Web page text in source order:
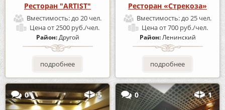
Ресторан "ARTIST"
Вместимость:до 20 чел.
Ценаот 2500 руб./чел.
Район:Другой
подробнее
Ресторан «Стрекоза»
Вместимость:до 25 чел.
Ценаот 700 руб./чел.
Район:Ленинский
подробнее
0 5 0 1